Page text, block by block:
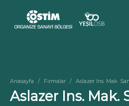
Anasayfa Firmalar Aslazer Ins. Mak.
Aslazer Ins. Mak.